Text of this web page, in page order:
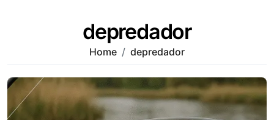
depredador
Home depredador